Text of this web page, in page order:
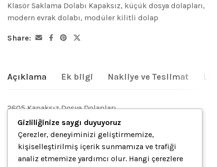
Klasör Saklama Dolabı Kapaksız, küçük dosya dolapları,
modern evrak dolabı, modüler kilitli dolap
Share:
Açıklama Ek bilgi Nakliye ve Teslimat
2605 Kapaksız Dosya Dolapları
İlgili ürünler
Gizliliğinize saygı duyuyoruz
Çerezler, deneyiminizi geliştirmemize,
kişiselleştirilmiş içerik sunmamıza ve trafiği
analiz etmemize yardımcı olur. Hangi çerezlere